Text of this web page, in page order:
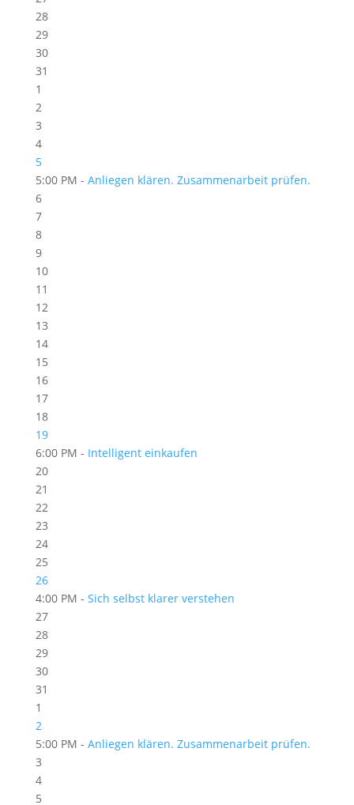
28
29
30
31
1
2
3
4
5
5:00 PM - Anliegen klären. Zusammenarbeit prüfen.
6
7
8
9
10
11
12
13
14
15
16
17
18
19
6:00 PM - Intelligent einkaufen
20
21
22
23
24
25
26
4:00 PM - Sich selbst klarer verstehen
27
28
29
30
31
1
2
5:00 PM - Anliegen klären. Zusammenarbeit prüfen.
3
4
5